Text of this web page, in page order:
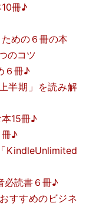
10冊♪
めの６冊の本
のコツ
６冊♪
半期」を読み解
本15冊♪
冊♪
KindleUnlimited
必読書６冊♪
すすめのビジネ